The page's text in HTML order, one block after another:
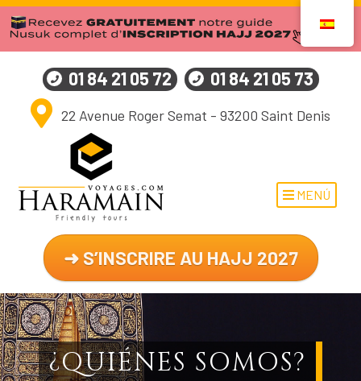
01 84 21 05 72 01 84 21 05 73
22 Avenue Roger Semat - 93200 Saint Denis
MENÚ
➜ S’INSCRIRE AU HAJJ 2027
¿QUIÉNES SOMOS?